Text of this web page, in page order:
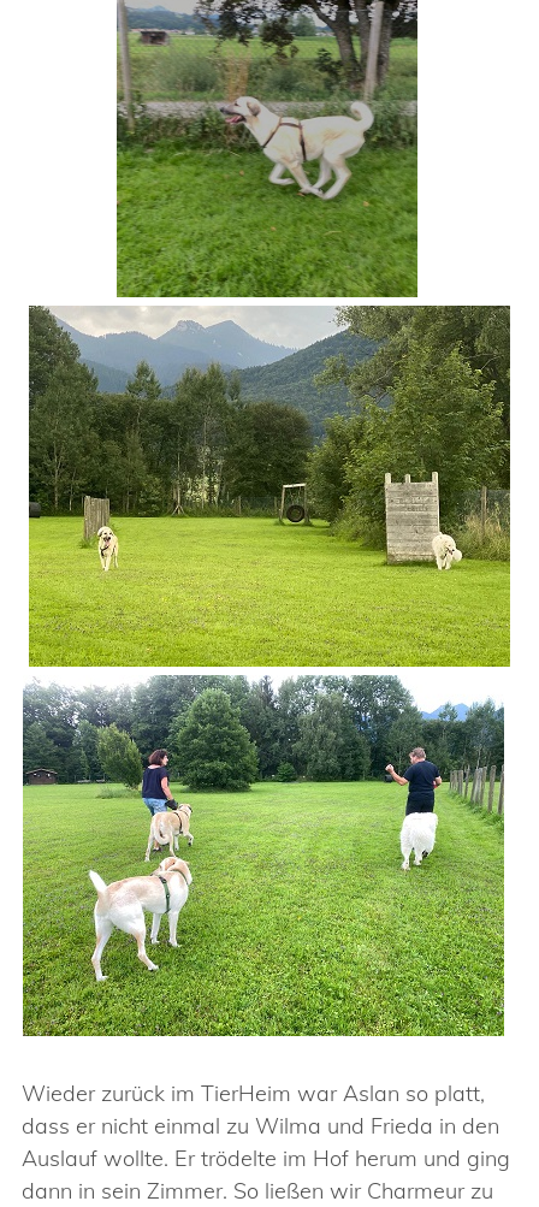
Wieder zurück im TierHeim war Aslan so platt,
dass er nicht einmal zu Wilma und Frieda in den
Auslauf wollte. Er trödelte im Hof herum und ging
dann in sein Zimmer. So ließen wir Charmeur zu